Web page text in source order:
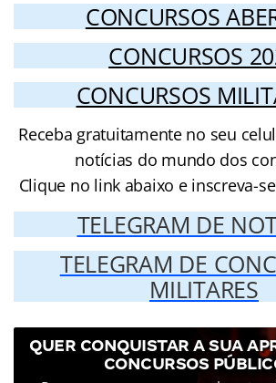
CONCURSOS
CONCURSOS
CONCURSOS
Receba gratuitamente no seu
notícias do mundo dos
Clique no link abaixo e inscreva-
TELEGRAM DE
TELEGRAM DE
MILITARES
QUER CONQUISTAR A SUA
CONCURSOS